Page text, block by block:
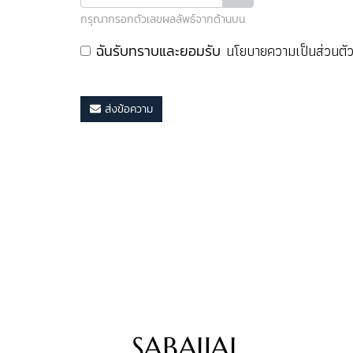
กรุณากรอกตัวเลขผลลัพธ์จากด้านบน
ฉันรับทราบและยอมรับ นโยบายความเป็นส่วนตัว
ส่งข้อความ